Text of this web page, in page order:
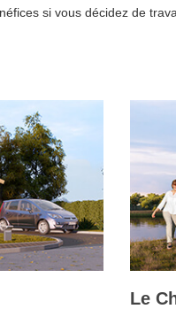
si vous décidez de
Le